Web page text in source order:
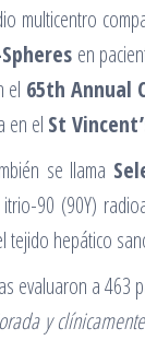
multicentro
en
el 65th Annual
en el St
se llama
90 (90Y)
tejido hepático
evaluaron a
y